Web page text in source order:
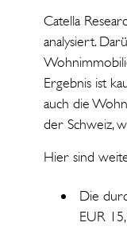
Catella
analysiert.
Ergebnis ist
auch die
der Schweiz,
Hier sind
Die
EUR